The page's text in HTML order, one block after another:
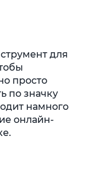
для
просто
по значку
намного
онлайн-